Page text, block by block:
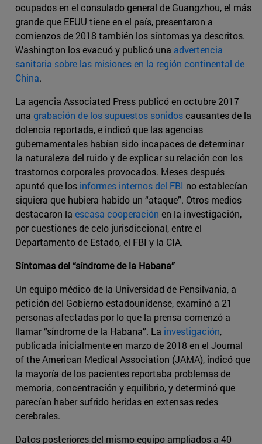
ocupados en el consulado general de Guangzhou, el más
grande que EEUU tiene en el país, presentaron a
comienzos de 2018 también los síntomas ya descritos.
Washington los evacuó y publicó una advertencia
sanitaria sobre las misiones en la región continental de
China.
La agencia Associated Press publicó en octubre 2017
una grabación de los supuestos sonidoscausantes de la
dolencia reportada, e indicó que las agencias
gubernamentales habían sido incapaces de determinar
la naturaleza del ruido y de explicar su relación con los
trastornos corporales provocados. Meses después
apuntó que los informes internos del FBI no establecían
siquiera que hubiera habido un “ataque”. Otros medios
destacaron la escasa cooperación en la investigación,
por cuestiones de celo jurisdiccional, entre el
Departamento de Estado, el FBI y la CIA.
Síntomas del “síndrome de la Habana”
Un equipo médico de la Universidad de Pensilvania, a
petición del Gobierno estadounidense, examinó a 21
personas afectadas por lo que la prensa comenzó a
llamar “síndrome de la Habana”. La investigación,
publicada inicialmente en marzo de 2018 en el Journal
of the American Medical Association (JAMA), indicó que
la mayoría de los pacientes reportaba problemas de
memoria, concentración y equilibrio, y determinó que
parecían haber sufrido heridas en extensas redes
cerebrales.
Datos posteriores del mismo equipo ampliados a 40